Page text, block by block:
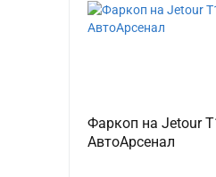
Фаркоп на Jetour
АвтоАрсенал